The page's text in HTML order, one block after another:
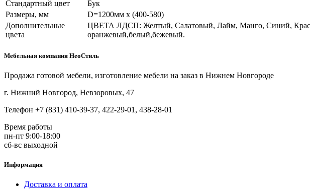
Стандартный цвет
Бук
Размеры, мм
D=1200мм х (400-580)
Дополнительные
цвета
ЦВЕТА ЛДСП: Желтый, Салатовый, Лайм, Манго, Синий,
оранжевый,белый,бежевый.
Мебельная компания НеоСтиль
Продажа готовой мебели, изготовление мебели на заказ в Нижнем Новгороде
г. Нижний Новгород, Невзоровых, 47
Телефон +7 (831) 410-39-37, 422-29-01, 438-28-01
Время работы
пн-пт 9:00-18:00
сб-вс выходной
Информация
Доставка и оплата